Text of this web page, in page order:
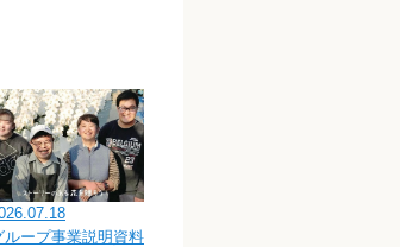
ループ事業説明資料